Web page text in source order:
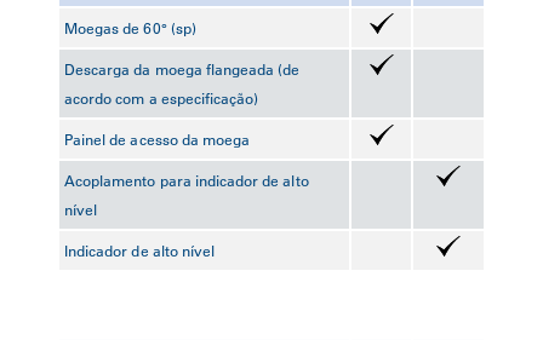
Moegas de 60° (sp)
Descarga da moega flangeada (de
acordo com a especificação)
Painel de acesso da moega
Acoplamento para indicador de alto
nível
Indicador de alto nível